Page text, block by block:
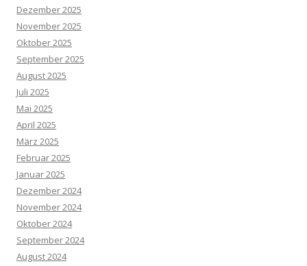
Dezember 2025
November 2025
Oktober 2025
September 2025
August 2025
Juli 2025
Mai 2025
April 2025
März 2025
Februar 2025
Januar 2025
Dezember 2024
November 2024
Oktober 2024
September 2024
August 2024